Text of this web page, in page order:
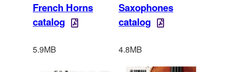
French Horns
catalog
5.9MB
Saxophones
catalog
4.8MB